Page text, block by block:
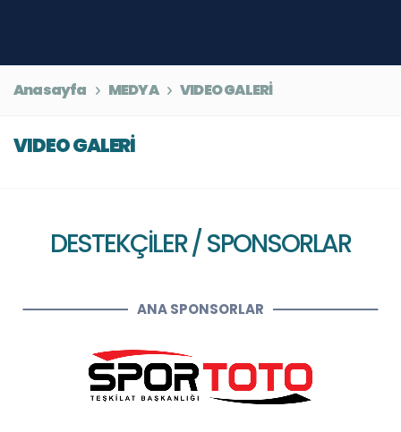
Anasayfa MEDYA VIDEO GALERİ
VIDEO GALERİ
DESTEKÇİLER / SPONSORLAR
ANA SPONSORLAR